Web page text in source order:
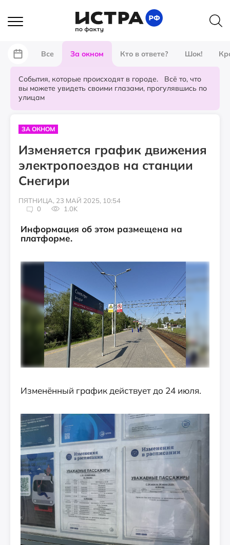
Все За окном Кто в ответе? Шок!
События, которые происходят в городе. Всё то, что
вы можете увидеть своими глазами, прогулявшись по
улицам
ЗА ОКНОМ
Изменяется график движения
электропоездов на станции
Снегири
ПЯТНИЦА, 23 МАЙ 2025, 10:54
0
1.0K
Информация об этом размещена на
платформе.
Изменённый график действует до 24 июля.